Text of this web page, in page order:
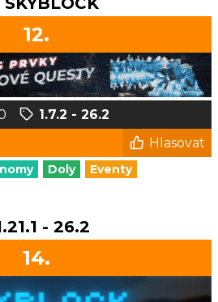
12.
1.7.2 - 26.2
Hlasovat
Doly Eventy
- 26.2
14.